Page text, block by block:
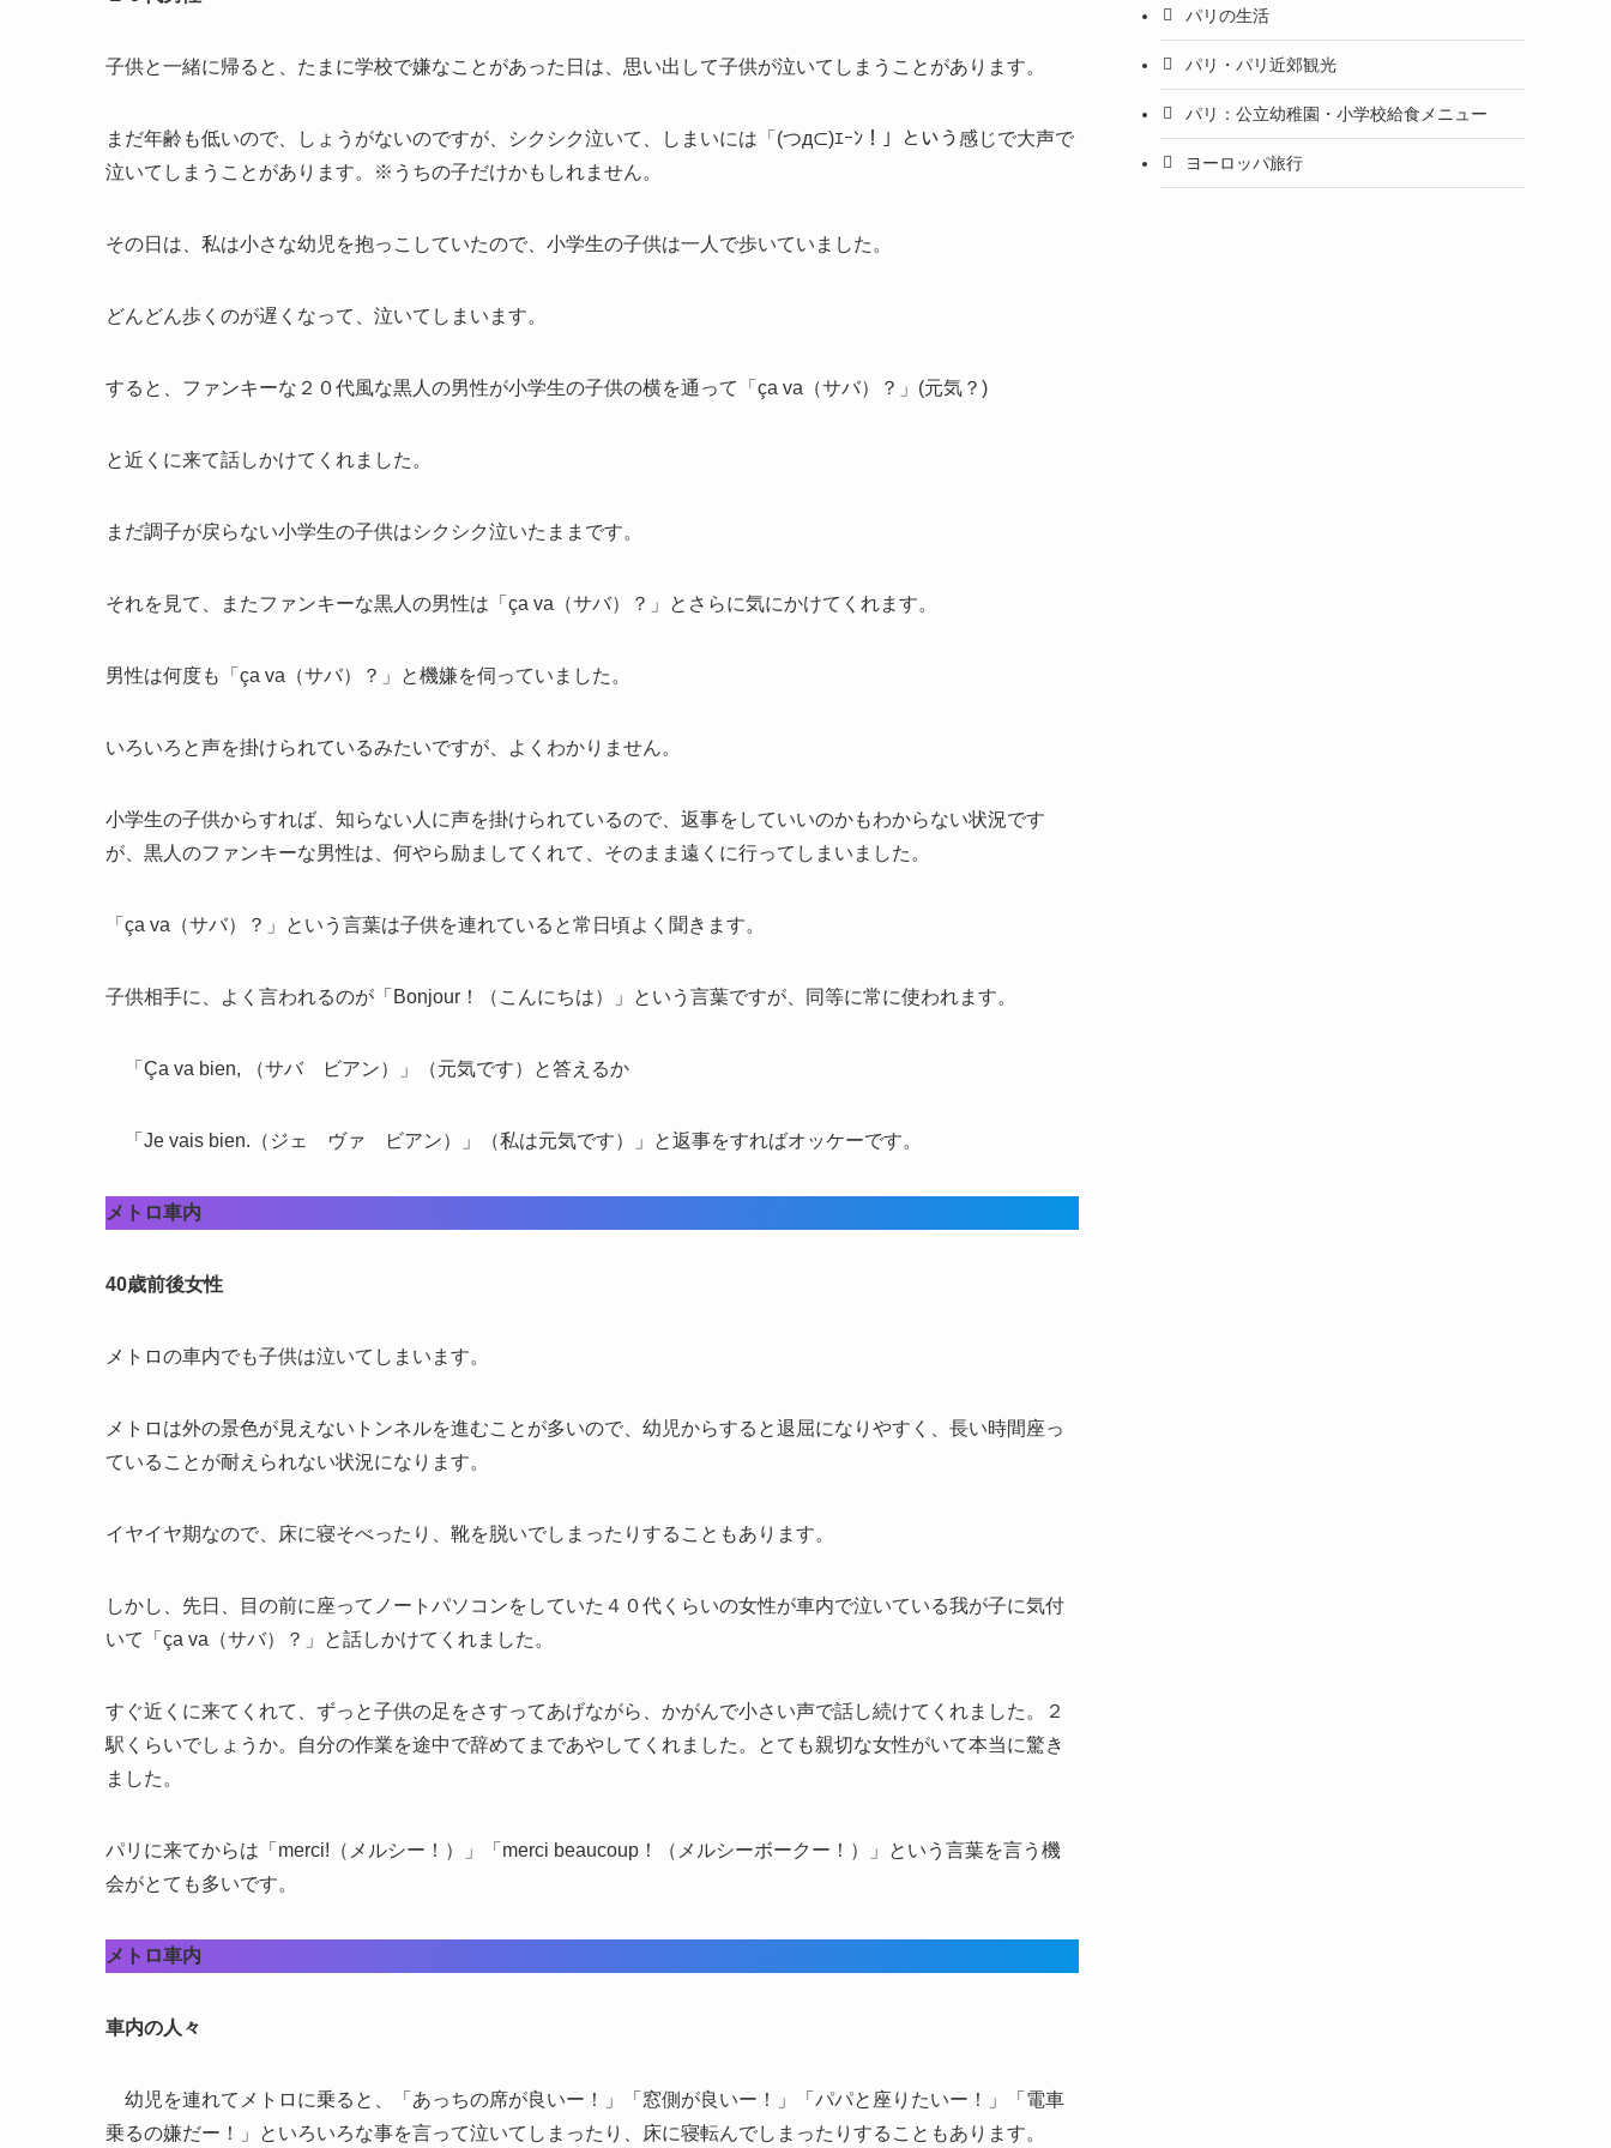
子供と一緒に帰ると、たまに学校で嫌なことがあった日は、思い出して子供が泣いてしまうことがあります。
まだ年齢も低いので、しょうがないのですが、シクシク泣いて、しまいには「(つд⊂)ｴｰﾝ！」という感じで大声で
泣いてしまうことがあります。※うちの子だけかもしれません。
その日は、私は小さな幼児を抱っこしていたので、小学生の子供は一人で歩いていました。
どんどん歩くのが遅くなって、泣いてしまいます。
すると、ファンキーな２０代風な黒人の男性が小学生の子供の横を通って「ça va（サバ）？」(元気？)
と近くに来て話しかけてくれました。
まだ調子が戻らない小学生の子供はシクシク泣いたままです。
それを見て、またファンキーな黒人の男性は「ça va（サバ）？」とさらに気にかけてくれます。
男性は何度も「ça va（サバ）？」と機嫌を伺っていました。
いろいろと声を掛けられているみたいですが、よくわかりません。
小学生の子供からすれば、知らない人に声を掛けられているので、返事をしていいのかもわからない状況です
が、黒人のファンキーな男性は、何やら励ましてくれて、そのまま遠くに行ってしまいました。
「ça va（サバ）？」という言葉は子供を連れていると常日頃よく聞きます。
子供相手に、よく言われるのが「Bonjour！（こんにちは）」という言葉ですが、同等に常に使われます。
「Ça va bien, （サバ ビアン）」（元気です）と答えるか
「Je vais bien.（ジェ ヴァ ビアン）」（私は元気です）」と返事をすればオッケーです。
メトロ車内
40歳前後女性
メトロの車内でも子供は泣いてしまいます。
メトロは外の景色が見えないトンネルを進むことが多いので、幼児からすると退屈になりやすく、長い時間座っ
ていることが耐えられない状況になります。
イヤイヤ期なので、床に寝そべったり、靴を脱いでしまったりすることもあります。
しかし、先日、目の前に座ってノートパソコンをしていた４０代くらいの女性が車内で泣いている我が子に気付
いて「ça va（サバ）？」と話しかけてくれました。
すぐ近くに来てくれて、ずっと子供の足をさすってあげながら、かがんで小さい声で話し続けてくれました。２
駅くらいでしょうか。自分の作業を途中で辞めてまであやしてくれました。とても親切な女性がいて本当に驚き
ました。
パリに来てからは「merci!（メルシー！）」「merci beaucoup！（メルシーボークー！）」という言葉を言う機
会がとても多いです。
メトロ車内
車内の人々
幼児を連れてメトロに乗ると、「あっちの席が良いー！」「窓側が良いー！」「パパと座りたいー！」「電車
乗るの嫌だー！」といろいろな事を言って泣いてしまったり、床に寝転んでしまったりすることもあります。
パリの生活
パリ・パリ近郊観光
パリ：公立幼稚園・小学校給食メニュー
ヨーロッパ旅行